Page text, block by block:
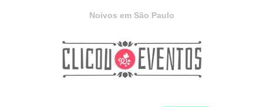
Noivos em São Paulo